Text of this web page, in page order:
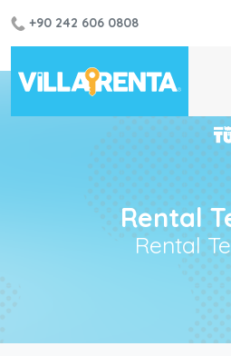
+90 242 606 0808
Rental
Rental